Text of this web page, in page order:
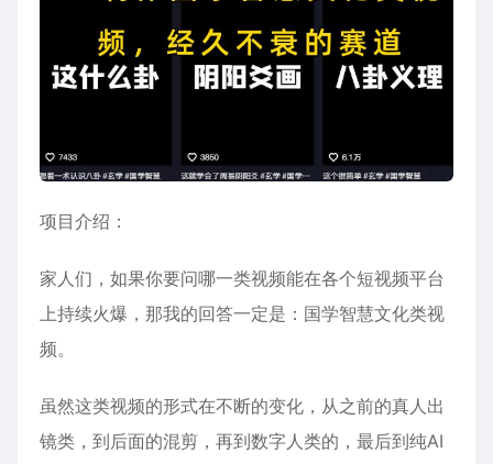
项目介绍：
家人们，如果你要问哪一类视频能在各个短视频平台
上持续火爆，那我的回答一定是：国学智慧文化类视
频。
虽然这类视频的形式在不断的变化，从之前的真人出
镜类，到后面的混剪，再到数字人类的，最后到纯AI